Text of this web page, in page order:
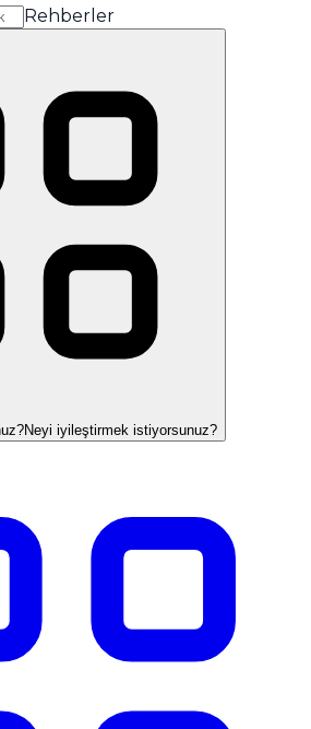
Rehberler
Neyi iyileştirmek istiyorsunuz?